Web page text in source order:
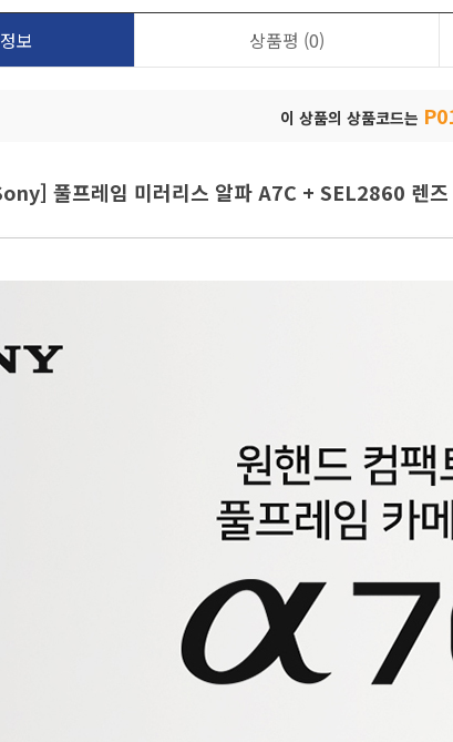
보 상품평 (0)
이 상품의 상품코드는
풀프레임 미러리스 알파 A7C + SEL2860 렌